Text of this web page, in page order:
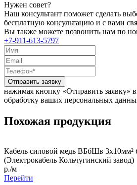
Нужен совет?
Наш консультант поможет сделать
бесплатную консультацию и с вами
Вы также можете позвонить нам по
+7-911-613-5797
Отправить заявку
нажимая кнопку «Отправить заявку»
обработку ваших персональных
Похожая продукция
Кабель силовой медь ВБбШв
(Электрокабель Кольчугинский завод)
р./м
Перейти